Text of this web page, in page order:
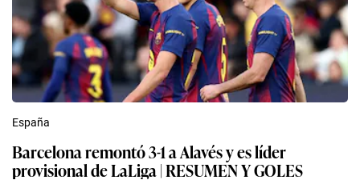
España
Barcelona remontó 3-1 a Alavés y es líder
provisional de LaLiga | RESUMEN Y GOLES